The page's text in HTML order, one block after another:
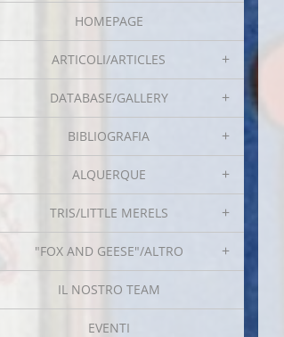
HOMEPAGE
ARTICOLI/ARTICLES
DATABASE/GALLERY
BIBLIOGRAFIA
ALQUERQUE
TRIS/LITTLE MERELS
"FOX AND GEESE"/ALTRO
IL NOSTRO TEAM
EVENTI